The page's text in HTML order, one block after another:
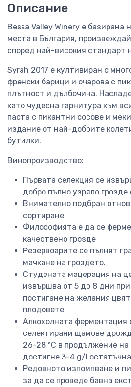
Описание
Bessa Valley Winery е базирана
места в България,
според най-високия стандарт
Syrah 2017 е култивиран с
френски барици и очарова с
плътност и дълбочина.
като чудесна гарнитура към
паста с пикантни сосове и
издание от най-добрите
бутилки.
Винопроизводство:
Първата селекция се
добро пълно узряло грозде
Внимателно подбран
сортиране
Философията е да се
качествено грозде
Резервоарите се пълнят
мачкане на гроздето.
Студената мацерация на
извършва от 5 до 8 дни при
постигане на желания
плодовете
Алкохолната ферментация
селектирани щамове
26-28 ºC в продължение
достигне 3-4 g/l
Редовното изпомпване и
за да се проведе бавна